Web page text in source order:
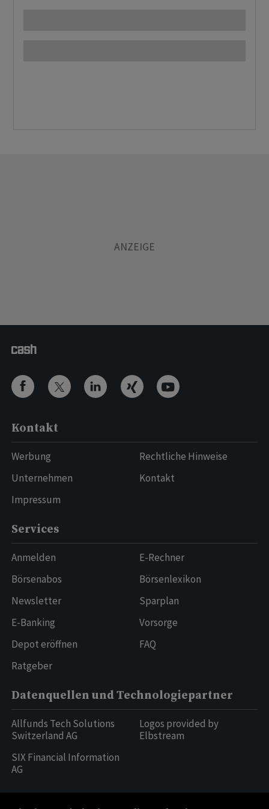
Kontakt
Werbung
Unternehmen
Impressum
Rechtliche Hinweise
Kontakt
Services
Anmelden
Börsenabos
Newsletter
E-Banking
Depot eröffnen
Ratgeber
E-Rechner
Börsenlexikon
Sparplan
Vorsorge
FAQ
Datenquellen und Technologiepartner
Allfunds Tech Solutions
Switzerland AG
SIX Financial Information
AG
Logos provided by
Elbstream